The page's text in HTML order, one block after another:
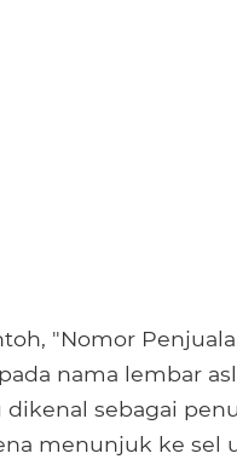
"Nomor
nama lembar
dikenal sebagai
menunjuk ke sel